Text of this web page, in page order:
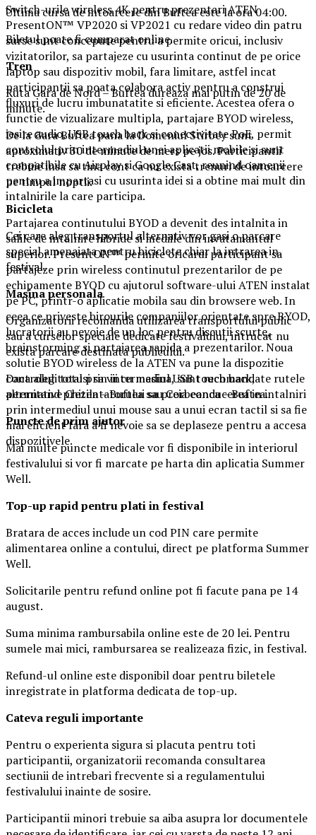
Switch-urile wireless 4K pentru prezentari ATEN
PresentON™ VP2020 si VP2021 cu redare video din patru
surse sunt concepute pentru a permite oricui, inclusiv
vizitatorilor, sa partajeze cu usurinta continut de pe orice
laptop sau dispozitiv mobil, fara limitare, astfel incat
participantii sa poata colabora activ pentru a construi
fluxuri de lucru imbunatatite si eficiente. Acestea ofera o
functie de vizualizare multipla, partajare BYOD wireless,
iesire audio, USB touch back si conectivitate PoE, permit
controlul prin intermediul unei aplicatii mobile si sunt
compatibile cu Airplay si Google Cast, reunind oamenii
pentru a impartasi cu usurinta idei si a obtine mai mult din
intalnirile la care participa.
Partajarea continutului BYOD a devenit des intalnita in
salile de intalnire hibride si mediile din invatamantul
superior. PresentON™ permite oricarui participant sa
partajeze prin wireless continutul prezentarilor de pe
echipamente BYOD cu ajutorul software-ului ATEN instalat
pe PC, printr-o aplicatie mobila sau din browsere web. In
ceea ce priveste birourile companiilor orientate spre BYOD,
lucratorii au nevoie de un loc pentru discutii scurte,
brainstorming si partajarea rapida a prezentarilor. Noua
solutie BYOD wireless de la ATEN va pune la dispozitie
controlul total prin intermediul USB touch back,
permitand prezentatorului sa preia conducerea in intalniri
prin intermediul unui mouse sau a unui ecran tactil si sa fie
mai eficient fara a fi nevoie sa se deplaseze pentru a accesa
dispozitivele.
Ultima cursa de intoarcere din Buftea este la ora 04:00.
Biletul poate fi cumparat online.
Tren
Ruta Gara de Nord – Buftea dureaza mai putin de 20 de
minute.
De la Gara Buftea pana la Domeniul Stirbey sunt
aproximativ 30 de minute de mers pe jos. Participantii
trebuie insa sa tina cont ca nu exista trenuri de intoarcere
pe timpul noptii.
Bicicleta
Cei care aleg transportul alternativ vor gasi o parcare
special amenajata pentru biciclete chiar la intrarea in
festival.
Masinapersonala
Organizatorii recomanda utilizarea transportului public
sau a curselor speciale dedicate festivalului, intrucat nu
exista parcare destinata publicului.
Daca alegi totusi sa vii cu masina, sunt recomandate rutele
alternative Chitila – Buftea sau Corbeanca – Buftea.
Puncte de prim ajutor
Mai multe puncte medicale vor fi disponibile in interiorul
festivalului si vor fi marcate pe harta din aplicatia Summer
Well.
Top-up rapid pentru plati in festival
Bratara de acces include un cod PIN care permite
alimentarea online a contului, direct pe platforma Summer
Well.
Solicitarile pentru refund online pot fi facute pana pe 14
august.
Suma minima rambursabila online este de 20 lei. Pentru
sumele mai mici, rambursarea se realizeaza fizic, in festival.
Refund-ul online este disponibil doar pentru biletele
inregistrate in platforma dedicata de top-up.
Cateva reguli importante
Pentru o experienta sigura si placuta pentru toti
participantii, organizatorii recomanda consultarea
sectiunii de intrebari frecvente si a regulamentului
festivalului inainte de sosire.
Participantii minori trebuie sa aiba asupra lor documentele